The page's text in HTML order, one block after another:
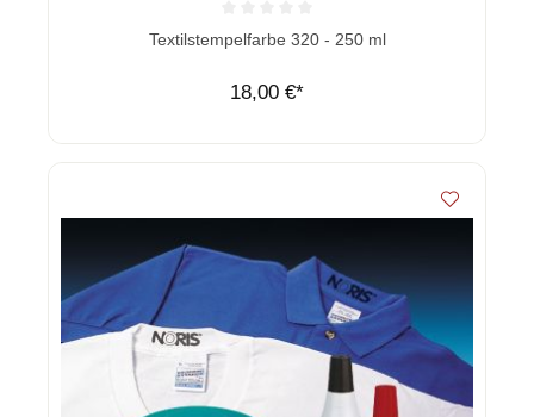
Durchschnittliche Bewertung von 0 von 5 Sternen
Textilstempelfarbe 320 - 250 ml
18,00 €*